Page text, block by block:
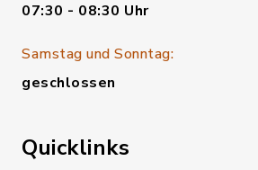
07:30 - 08:30 Uhr
Samstag und Sonntag:
geschlossen
Quicklinks